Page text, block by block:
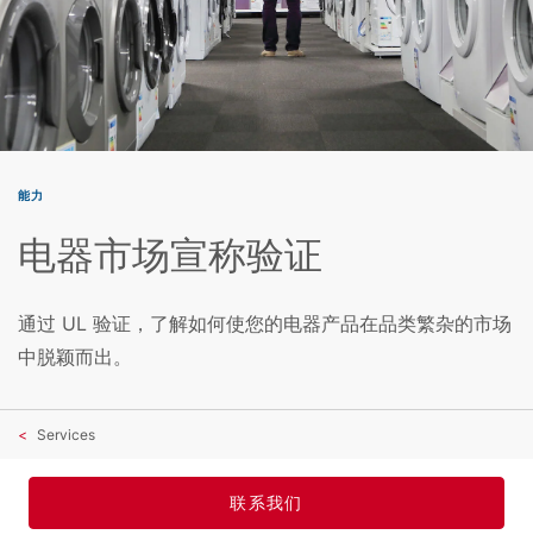
能力
电器市场宣称验证
通过 UL 验证，了解如何使您的电器产品在品类繁杂的市场
中脱颖而出。
Services
联系我们